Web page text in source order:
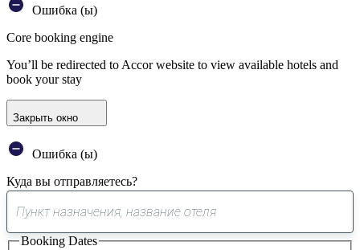
Ошибка (ы)
Core booking engine
You’ll be redirected to Accor website to view available hotels and
book your stay
Закрыть окно
Ошибка (ы)
Куда вы отправляетесь?
0
предложение
найдено
Booking Dates